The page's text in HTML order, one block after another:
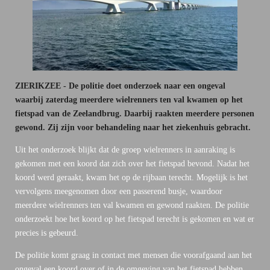
ZIERIKZEE - De politie doet onderzoek naar een ongeval
waarbij zaterdag meerdere wielrenners ten val kwamen op het
fietspad van de Zeelandbrug. Daarbij raakten meerdere personen
gewond. Zij zijn voor behandeling naar het ziekenhuis gebracht.
Uit het onderzoek blijkt dat de groep wielrenners in aanraking is
gekomen met een koord dat zich over het fietspad bevond. Nadat het
koord werd geraakt, kwam het op de rijbaan terecht. Mogelijk is het
vervolgens meegenomen door een passerend busje, waardoor
meerdere wielrenners ten val kwamen en gewond raakten. De politie
onderzoekt hoe het koord op het fietspad terecht is gekomen en wat er
precies is gebeurd.
De politie komt graag in contact met mensen die voorafgaand aan het